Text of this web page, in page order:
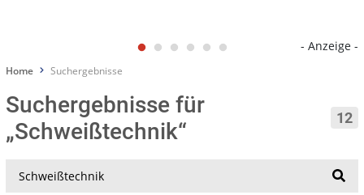
- Anzeige -
Home Suchergebnisse
Suchergebnisse für
„Schweißtechnik“
12